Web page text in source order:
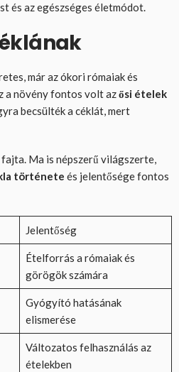
és az egészséges életmódot.
már az ókori rómaiak és
a növény fontos volt azősi ételek
becsülték a céklát, mert
Ma is népszerű világszerte,
története és jelentősége fontos
Jelentőség
Ételforrás a rómaiak és
görögök számára
Gyógyító hatásának
elismerése
Változatos felhasználás az
ételekben